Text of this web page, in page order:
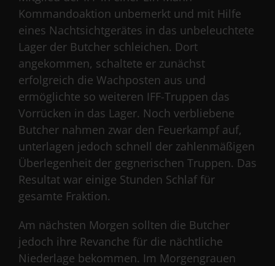
Kommandoaktion unbemerkt und mit Hilfe
eines Nachtsichtgerätes in das unbeleuchtete
Lager der Butcher schleichen. Dort
angekommen, schaltete er zunächst
erfolgreich die Wachposten aus und
ermöglichte so weiteren IFF-Truppen das
Vorrücken in das Lager. Noch verbliebene
Butcher nahmen zwar den Feuerkampf auf,
unterlagen jedoch schnell der zahlenmäßigen
Überlegenheit der gegnerischen Truppen. Das
Resultat war einige Stunden Schlaf für
gesamte Fraktion.
Am nächsten Morgen sollten die Butcher
jedoch ihre Revanche für die nächtliche
Niederlage bekommen. Im Morgengrauen